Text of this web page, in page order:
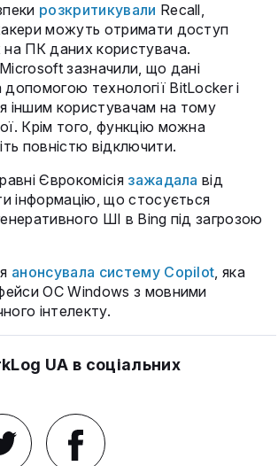
розкритикували Recall,
можуть отримати доступ
ПК даних користувача.
зазначили, що дані
технології BitLocker і
іншим користувачам на тому
Крім того, функцію можна
повністю відключити.
Єврокомісія зажадала від
інформацію, що стосується
ШІ в Bing під загрозою
анонсувала систему Copilot, яка
ОС Windows з мовними
інтелекту.
UA в соціальних